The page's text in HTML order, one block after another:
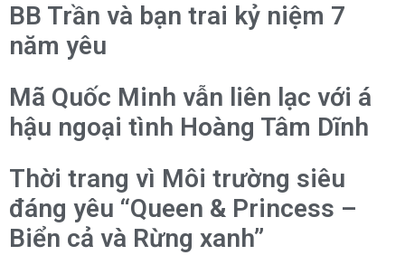
BB Trần và bạn trai kỷ niệm 7
năm yêu
Mã Quốc Minh vẫn liên lạc với á
hậu ngoại tình Hoàng Tâm Dĩnh
Thời trang vì Môi trường siêu
đáng yêu “Queen & Princess –
Biển cả và Rừng xanh”